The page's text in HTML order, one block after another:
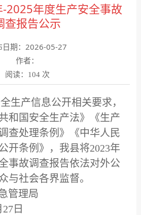
2025年度生产安全事故
查报告公示
日期：2026-05-27
作者：
阅读：
104次
生产信息公开相关要求，
和国安全生产法》《生产
查处理条例》《中华人民
开条例》，我县将2023年
事故调查报告依法对外公
与社会各界监督。
管理局
日